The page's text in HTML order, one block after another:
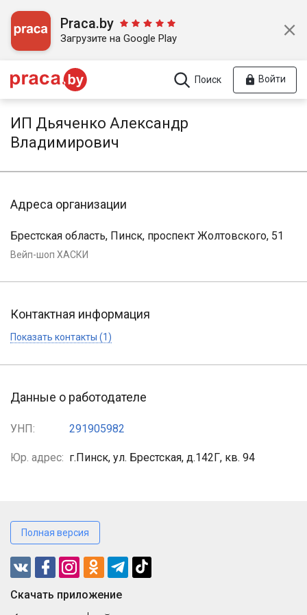
Praca.by
Загрузите на Google Play
Поиск Войти
ИП Дьяченко Александр
Владимирович
Адреса организации
Брестская область, Пинск, проспект Жолтовского, 51
Вейп-шоп ХАСКИ
Контактная информация
Показать контакты (1)
Данные о работодателе
УНП: 291905982
Юр. адрес: г.Пинск, ул. Брестская, д.142Г, кв. 94
Полная версия
Cкачать приложение